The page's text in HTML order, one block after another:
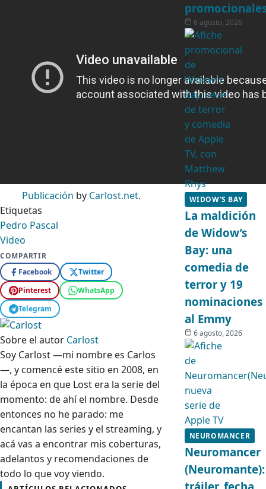
Publicación by Carlost.net.
Etiquetas
Pedro Pascal
Video
COMPARTIR
Facebook
Twitter
Pinterest
WhatsApp
Telegram
Sobre el autor Carlost
Soy Carlost —mi nombre es Carlos
—, y comencé este sitio en 2008, en
la época en que Lost era la serie del
momento: de ahí el nombre. Desde
entonces no he parado: me
encantan las series y el streaming, y
acá vas a encontrar mis coberturas,
adelantos y recomendaciones de
todo lo que voy viendo.
6 agosto, 2026
WIDOW'S BAY
La maldición
de Widow’s
Bay: una
comedia de
terror y 19
nominaciones
al Emmy
6 agosto, 2026
NEUROMANCER
Neuromancer
(Neuromante):